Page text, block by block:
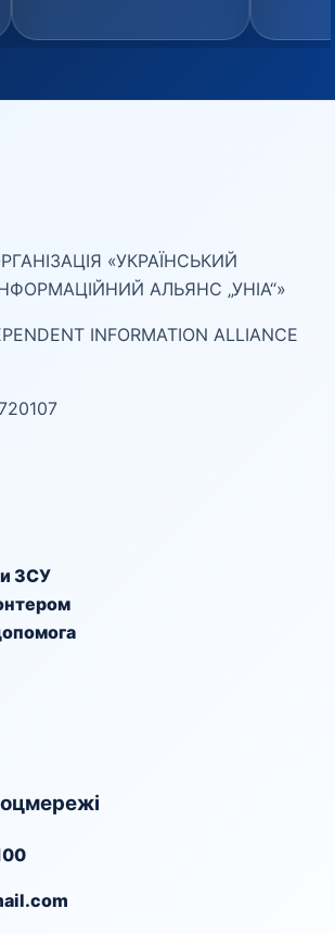
«УКРАЇНСЬКИЙ
АЛЬЯНС „УНІА“»
INFORMATION ALLIANCE
ЗСУ